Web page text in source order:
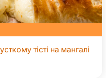
тісті на мангалі